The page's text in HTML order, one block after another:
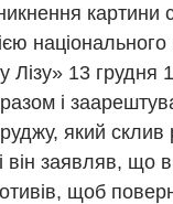
картини
13 грудня
і
який склив
він заявляв, що
щоб